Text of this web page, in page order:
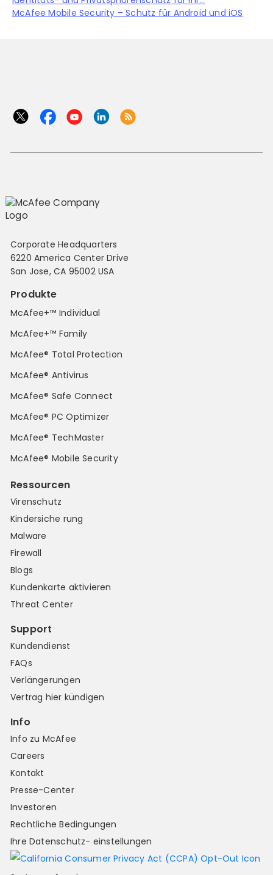
McAfee Mobile Security – Schutz für Android und iOS
Corporate Headquarters
6220 America Center Drive
San Jose, CA 95002 USA
Produkte
McAfee+™ Individual
McAfee+™ Family
McAfee® Total Protection
McAfee® Antivirus
McAfee® Safe Connect
McAfee® PC Optimizer
McAfee® TechMaster
McAfee® Mobile Security
Ressourcen
Virenschutz
Kindersiche rung
Malware
Firewall
Blogs
Kundenkarte aktivieren
Threat Center
Support
Kundendienst
FAQs
Verlängerungen
Vertrag hier kündigen
Info
Info zu McAfee
Careers
Kontakt
Presse-Center
Investoren
Rechtliche Bedingungen
Ihre Datenschutz- einstellungen